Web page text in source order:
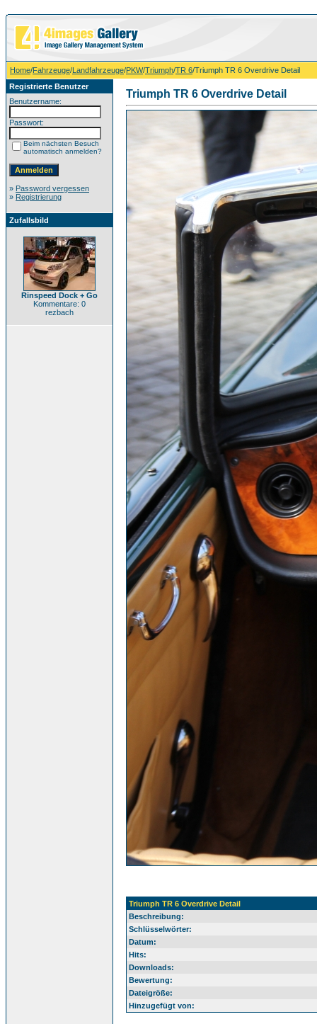
Home/Fahrzeuge/Landfahrzeuge/PKW/Triumph/TR 6/Triumph TR 6 Overdrive Detail
Registrierte Benutzer
Benutzername:
Passwort:
Beim nächsten Besuch
automatisch anmelden?
» Password vergessen
» Registrierung
Zufallsbild
Rinspeed Dock + Go
Kommentare: 0
rezbach
Triumph TR 6 Overdrive Detail
Triumph TR 6 Overdrive Detail
Beschreibung:
Schlüsselwörter:
Datum:
Hits:
Downloads:
Bewertung:
Dateigröße:
Hinzugefügt von: